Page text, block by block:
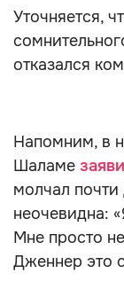
Уточняется,
отказался
Напомним, в
Шаламе
молчал
неочевидна:
Мне просто
Дженнер это